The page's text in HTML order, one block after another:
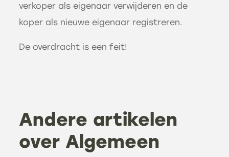
verkoper als eigenaar verwijderen en de
koper als nieuwe eigenaar registreren.
De overdracht is een feit!
Andere artikelen
over Algemeen